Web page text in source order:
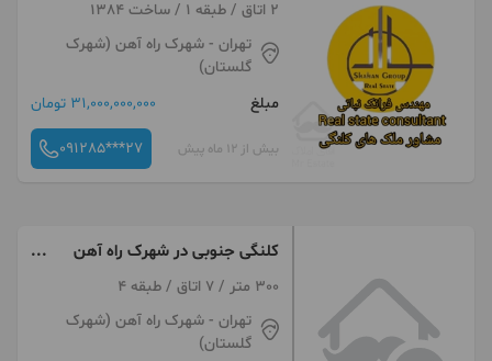
2 اتاق / طبقه 1 / ساخت 1384
تهران - شهرک راه آهن (شهرک
گلستان)
مبلغ
31,000,000,000 تومان
بیش از 12 ماه پیش 091285***27
کلنگی جنوبی در شهرک راه آهن
سروستان300 متر / 7 اتاق / طبقه 4
تهران - شهرک راه آهن (شهرک
گلستان)